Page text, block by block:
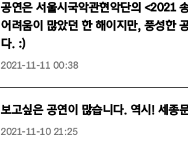
공연은 서울시국악관현악단의 <2021
어려움이 많았던 한 해이지만, 풍성한
다. :)
2021-11-11 00:38
보고싶은 공연이 많습니다. 역시! 세종
2021-11-10 21:25